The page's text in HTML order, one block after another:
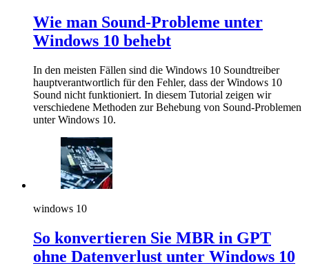
Wie man Sound-Probleme unter
Windows 10 behebt
In den meisten Fällen sind die Windows 10 Soundtreiber
hauptverantwortlich für den Fehler, dass der Windows 10
Sound nicht funktioniert. In diesem Tutorial zeigen wir
verschiedene Methoden zur Behebung von Sound-Problemen
unter Windows 10.
windows 10
So konvertieren Sie MBR in GPT
ohne Datenverlust unter Windows 10